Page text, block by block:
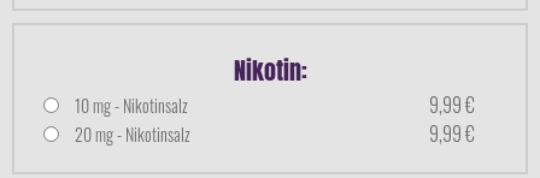
Nikotin:
10 mg - Nikotinsalz 9,99 €
20 mg - Nikotinsalz 9,99 €